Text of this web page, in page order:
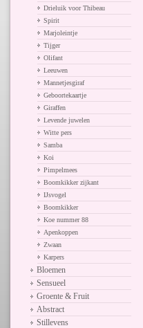
Drieluik voor Thibeau
Spirit
Marjoleintje
Tijger
Olifant
Leeuwen
Mannetjesgiraf
Geboortekaartje
Giraffen
Levende juwelen
Witte pers
Samba
Koi
Pimpelmees
Boomkikker zijkant
IJsvogel
Boomkikker
Koe nummer 88
Apenkoppen
Zwaan
Karpers
Bloemen
Sensueel
Groente & Fruit
Abstract
Stillevens